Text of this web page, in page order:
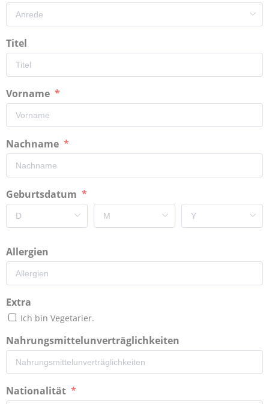
Titel
Vorname
Nachname
Geburtsdatum
Allergien
Extra
Ich bin Vegetarier.
Nahrungsmittelunverträglichkeiten
Nationalität